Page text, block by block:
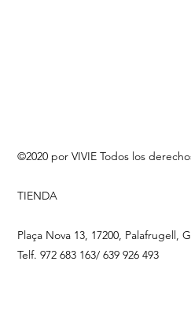
©2020 por VIVIE Todos los
TIENDA
Plaça Nova 13, 17200, Palafrugell,
Telf. 972 683 163/ 639 926 493